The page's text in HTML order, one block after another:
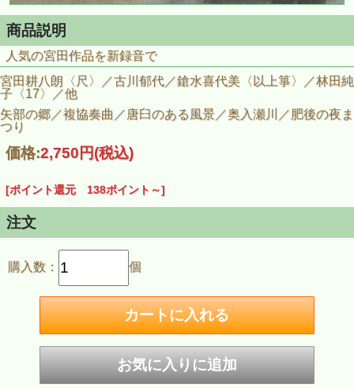
商品説明
人気の宮田作品を新録音で
宮田耕八朗〈尺〉／古川郁代／鎗水喜代美〈以上箏〉／林田純
子〈17〉／他
矢部の郷／複協奏曲／唐臼のある風景／奥入瀬川／肥後の夜ま
つり
価格:2,750円(税込)
[ポイント還元 138ポイント～]
注文
購入数： 個